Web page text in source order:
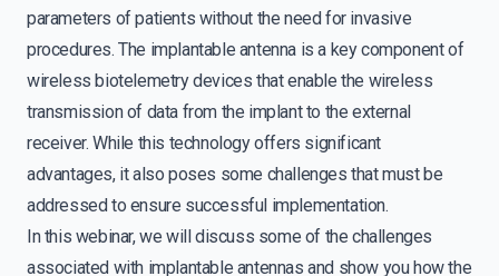
parameters of patients without the need for invasive
procedures. The implantable antenna is a key component of
wireless biotelemetry devices that enable the wireless
transmission of data from the implant to the external
receiver. While this technology offers significant
advantages, it also poses some challenges that must be
addressed to ensure successful implementation.
In this webinar, we will discuss some of the challenges
associated with implantable antennas and show you how the